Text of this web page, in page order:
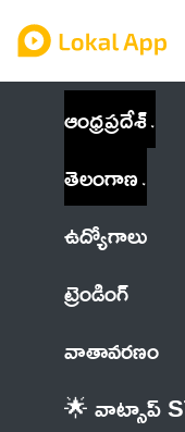
ఆంధ్రప్రదేశ్
తెలంగాణ
ఉద్యోగాలు
ట్రెండింగ్
వాతావరణం
🌟 వాట్సాప్